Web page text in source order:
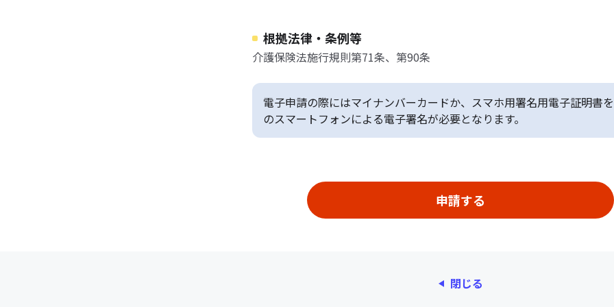
根拠法律・条例等
介護保険法施行規則第71条、第90条
電子申請の際にはマイナンバーカードか、スマホ用署名用電子証明書
のスマートフォンによる電子署名が必要となります。
閉じる